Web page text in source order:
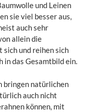
und Leinen
sie viel besser aus,
auch sehr
allein die
und reihen sich
in das Gesamtbild ein.
bringen natürlichen
auch nicht
können, mit